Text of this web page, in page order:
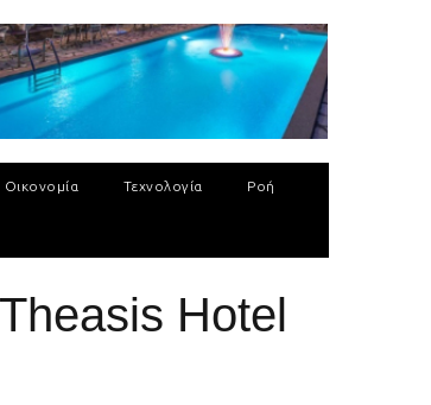
Οικονομία Τεχνολογία Ροή
Hotel